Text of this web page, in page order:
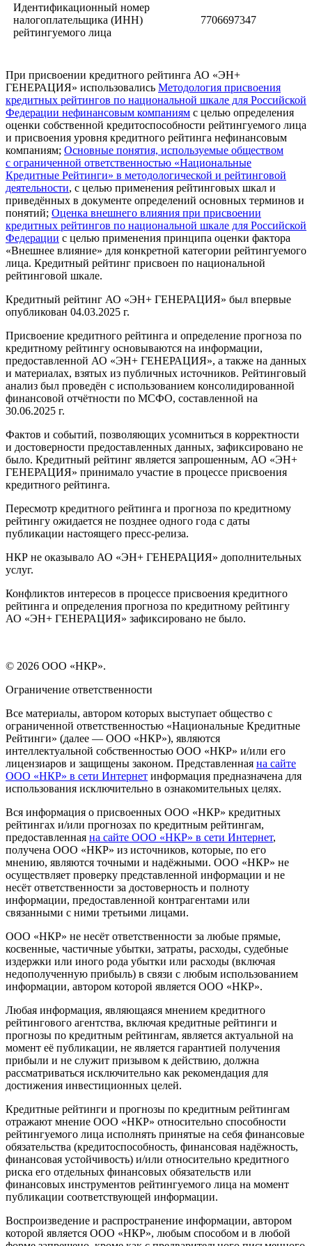
Идентификационный номер
налогоплательщика (ИНН)
рейтингуемого лица
7706697347
При присвоении кредитного рейтинга АО «ЭН+
ГЕНЕРАЦИЯ» использовались Методология присвоения
кредитных рейтингов по национальной шкале для Российской
Федерации нефинансовым компаниям с целью определения
оценки собственной кредитоспособности рейтингуемого лица
и присвоения уровня кредитного рейтинга нефинансовым
компаниям; Основные понятия, используемые обществом
с ограниченной ответственностью «Национальные
Кредитные Рейтинги» в методологической и рейтинговой
деятельности, с целью применения рейтинговых шкал и
приведённых в документе определений основных терминов и
понятий; Оценка внешнего влияния при присвоении
кредитных рейтингов по национальной шкале для Российской
Федерации с целью применения принципа оценки фактора
«Внешнее влияние» для конкретной категории рейтингуемого
лица. Кредитный рейтинг присвоен по национальной
рейтинговой шкале.
Кредитный рейтинг АО «ЭН+ ГЕНЕРАЦИЯ» был впервые
опубликован 04.03.2025 г.
Присвоение кредитного рейтинга и определение прогноза по
кредитному рейтингу основываются на информации,
предоставленной АО «ЭН+ ГЕНЕРАЦИЯ», а также на данных
и материалах, взятых из публичных источников. Рейтинговый
анализ был проведён с использованием консолидированной
финансовой отчётности по МСФО, составленной на
30.06.2025 г.
Фактов и событий, позволяющих усомниться в корректности
и достоверности предоставленных данных, зафиксировано не
было. Кредитный рейтинг является запрошенным, АО «ЭН+
ГЕНЕРАЦИЯ» принимало участие в процессе присвоения
кредитного рейтинга.
Пересмотр кредитного рейтинга и прогноза по кредитному
рейтингу ожидается не позднее одного года с даты
публикации настоящего пресс-релиза.
НКР не оказывало АО «ЭН+ ГЕНЕРАЦИЯ» дополнительных
услуг.
Конфликтов интересов в процессе присвоения кредитного
рейтинга и определения прогноза по кредитному рейтингу
АО «ЭН+ ГЕНЕРАЦИЯ» зафиксировано не было.
© 2026 ООО «НКР».
Ограничение ответственности
Все материалы, автором которых выступает общество с
ограниченной ответственностью «Национальные Кредитные
Рейтинги» (далее — ООО «НКР»), являются
интеллектуальной собственностью ООО «НКР» и/или его
лицензиаров и защищены законом. Представленная на сайте
ООО «НКР» в сети Интернет информация предназначена для
использования исключительно в ознакомительных целях.
Вся информация о присвоенных ООО «НКР» кредитных
рейтингах и/или прогнозах по кредитным рейтингам,
предоставленная на сайте ООО «НКР» в сети Интернет,
получена ООО «НКР» из источников, которые, по его
мнению, являются точными и надёжными. ООО «НКР» не
осуществляет проверку представленной информации и не
несёт ответственности за достоверность и полноту
информации, предоставленной контрагентами или
связанными с ними третьими лицами.
ООО «НКР» не несёт ответственности за любые прямые,
косвенные, частичные убытки, затраты, расходы, судебные
издержки или иного рода убытки или расходы (включая
недополученную прибыль) в связи с любым использованием
информации, автором которой является ООО «НКР».
Любая информация, являющаяся мнением кредитного
рейтингового агентства, включая кредитные рейтинги и
прогнозы по кредитным рейтингам, является актуальной на
момент её публикации, не является гарантией получения
прибыли и не служит призывом к действию, должна
рассматриваться исключительно как рекомендация для
достижения инвестиционных целей.
Кредитные рейтинги и прогнозы по кредитным рейтингам
отражают мнение ООО «НКР» относительно способности
рейтингуемого лица исполнять принятые на себя финансовые
обязательства (кредитоспособность, финансовая надёжность,
финансовая устойчивость) и/или относительно кредитного
риска его отдельных финансовых обязательств или
финансовых инструментов рейтингуемого лица на момент
публикации соответствующей информации.
Воспроизведение и распространение информации, автором
которой является ООО «НКР», любым способом и в любой